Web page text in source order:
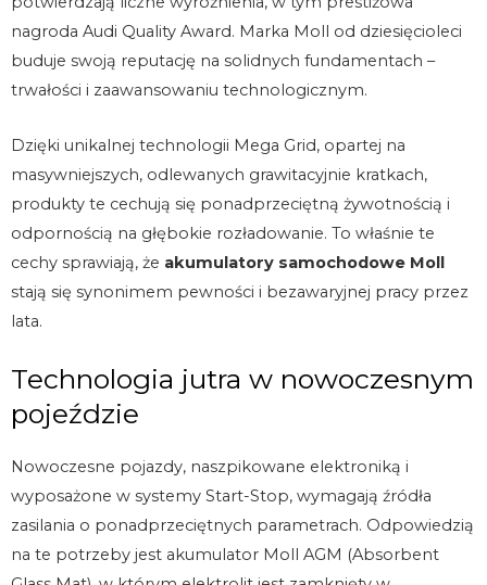
nagroda Audi Quality Award. Marka Moll od dziesięcioleci
buduje swoją reputację na solidnych fundamentach –
trwałości i zaawansowaniu technologicznym.
Dzięki unikalnej technologii Mega Grid, opartej na
masywniejszych, odlewanych grawitacyjnie kratkach,
produkty te cechują się ponadprzeciętną żywotnością i
odpornością na głębokie rozładowanie. To właśnie te
cechy sprawiają, że akumulatory samochodowe Moll
stają się synonimem pewności i bezawaryjnej pracy przez
lata.
Technologia jutra w nowoczesnym
pojeździe
Nowoczesne pojazdy, naszpikowane elektroniką i
wyposażone w systemy Start-Stop, wymagają źródła
zasilania o ponadprzeciętnych parametrach. Odpowiedzią
na te potrzeby jest akumulator Moll AGM (Absorbent